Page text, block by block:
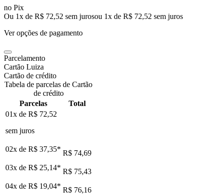
no Pix
Ou 1x de R$ 72,52 sem jurosou 1x de R$ 72,52 sem juros
Ver opções de pagamento
Parcelamento
Cartão Luiza
Cartão de crédito
Tabela de parcelas de Cartão
de crédito
Parcelas
Total
01x de R$ 72,52
sem juros
02x de R$ 37,35* R$ 74,69
03x de R$ 25,14* R$ 75,43
04x de R$ 19,04* R$ 76,16